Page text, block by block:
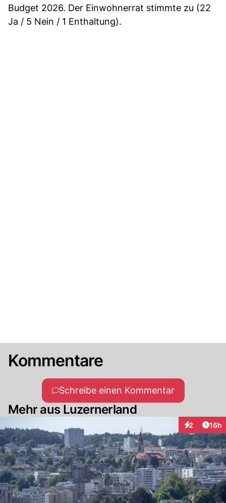
Budget 2026. Der Einwohnerrat stimmte zu (22
Ja / 5 Nein / 1 Enthaltung).
Kommentare
Schreibe einen Kommentar
Mehr aus Luzernerland
2
Interaktionen
16h